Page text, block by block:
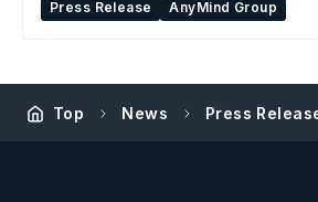
Press Release
AnyMind Group
Top News Press